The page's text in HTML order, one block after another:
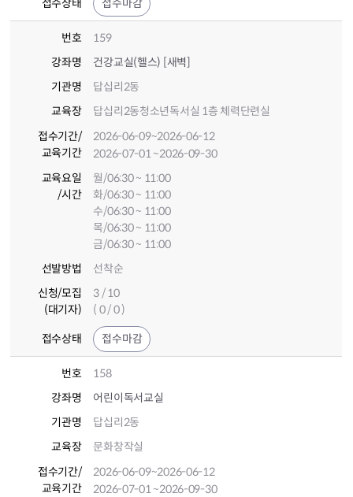
접수상태 접수마감
번호
159
강좌명
건강교실(헬스) [새벽]
기관명
답십리2동
교육장
답십리2동청소년독서실 1층 체력단련실
접수기간/
교육기간
2026-06-09~2026-06-12
2026-07-01~2026-09-30
교육요일
/시간
월/06:30 ~ 11:00
화/06:30 ~ 11:00
수/06:30 ~ 11:00
목/06:30 ~ 11:00
금/06:30 ~ 11:00
선발방법
선착순
신청/모집
(대기자)
3 / 10
( 0 / 0 )
접수상태 접수마감
번호
158
강좌명
어린이독서교실
기관명
답십리2동
교육장
문화창작실
접수기간/
교육기간
2026-06-09~2026-06-12
2026-07-01~2026-09-30